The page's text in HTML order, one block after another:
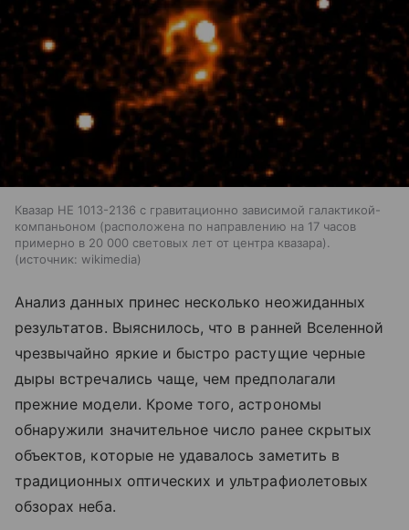
Квазар HE 1013-2136 с гравитационно зависимой галактикой-
компаньоном (расположена по направлению на 17 часов
примерно в 20 000 световых лет от центра квазара).
источник: wikimedia
Анализ данных принес несколько неожиданных
результатов. Выяснилось, что в ранней Вселенной
чрезвычайно яркие и быстро растущие черные
дыры встречались чаще, чем предполагали
прежние модели. Кроме того, астрономы
обнаружили значительное число ранее скрытых
объектов, которые не удавалось заметить в
традиционных оптических и ультрафиолетовых
обзорах неба.